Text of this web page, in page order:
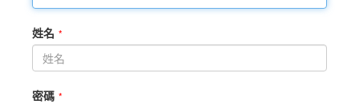
姓名
密碼